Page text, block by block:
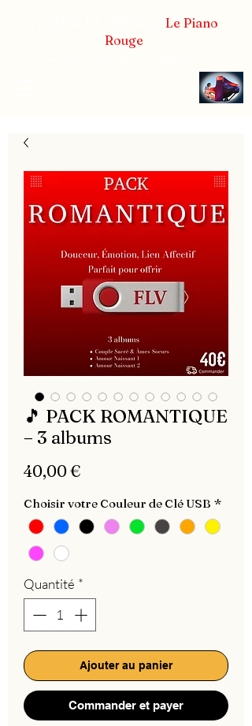
Le Piano
Rouge
🎵 PACK ROMANTIQUE
– 3 albums
40,00 €Prix
Choisir votre Couleur de Clé USB *
Quantité *
Ajouter au panier
Commander et payer